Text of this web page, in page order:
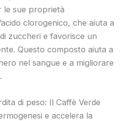
le sue proprietà
clorogenico, che aiuta a
zuccheri e favorisce un
Questo composto aiuta a
nel sangue e a migliorare
di peso: Il Caffè Verde
e accelera la